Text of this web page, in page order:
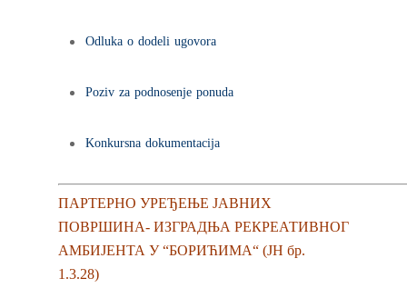
Odluka o dodeli ugovora
Poziv za podnosenje ponuda
Konkursna dokumentacija
ПАРТЕРНО УРЕЂЕЊЕ ЈАВНИХ
ПОВРШИНА- ИЗГРАДЊА РЕКРЕАТИВНОГ
АМБИЈЕНТА У “БОРИЋИМА“ (ЈН бр.
1.3.28)